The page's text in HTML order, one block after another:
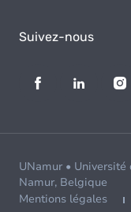
Suivez-nous
UNamur •
Namur, Belgique
Mentions légales